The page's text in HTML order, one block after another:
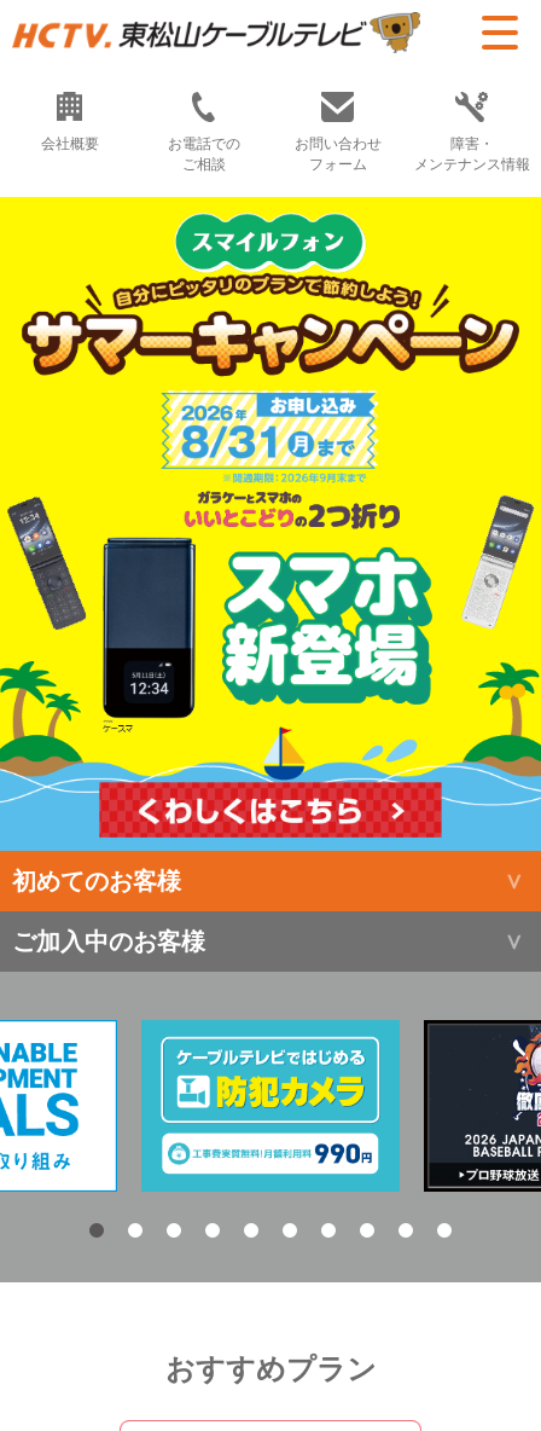
会社概要
お電話での
ご相談
お問い合わせ
フォーム
障害・
メンテナンス情報
初めてのお客様
ご加入中のお客様
おすすめプラン